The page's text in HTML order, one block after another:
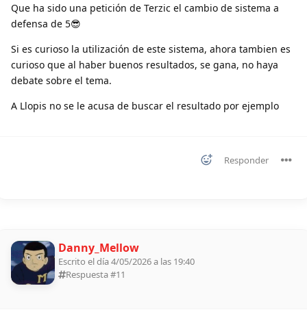
Que ha sido una petición de Terzic el cambio de sistema a
defensa de 5😎
Si es curioso la utilización de este sistema, ahora tambien es
curioso que al haber buenos resultados, se gana, no haya
debate sobre el tema.
A Llopis no se le acusa de buscar el resultado por ejemplo
Responder
Danny_Mellow
Escrito el día 4/05/2026 a las 19:40
Respuesta #11